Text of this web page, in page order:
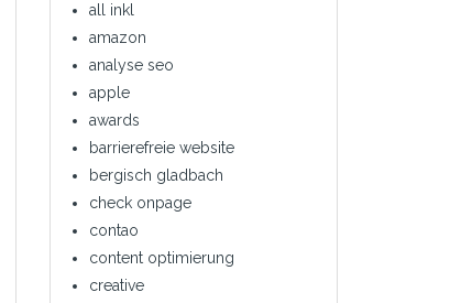
all inkl
amazon
analyse seo
apple
awards
barrierefreie website
bergisch gladbach
check onpage
contao
content optimierung
creative